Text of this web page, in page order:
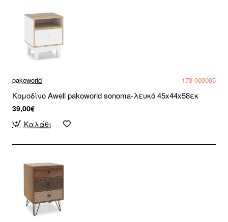
pakoworld 173-000005
Κομοδίνο Awell pakoworld sonoma-λευκό 45x44x58εκ
39,00€
Καλάθι